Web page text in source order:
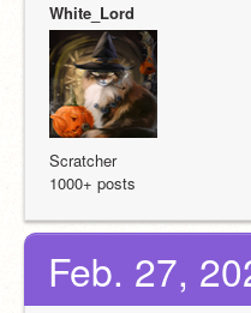
White_Lord
Scratcher
1000+ posts
Feb. 27,